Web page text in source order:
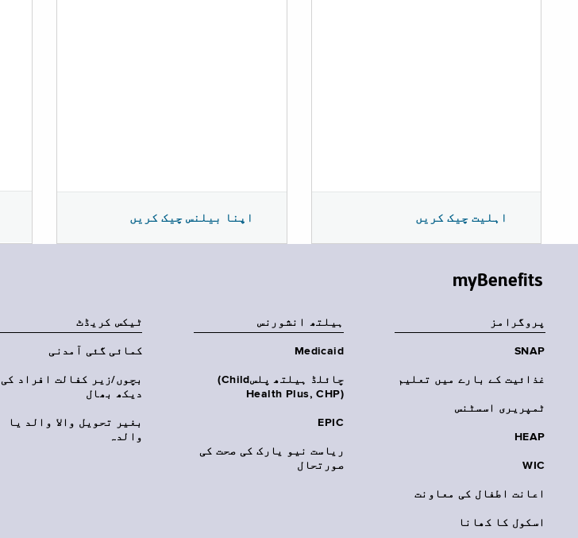
اپنا بیلنس چیک کریں اہلیت چیک کریں
myBenefits
پروگرامز
SNAP
غذائیت کے بارے میں تعلیم
ٹمپریری اسسٹنس
HEAP
WIC
اعانت اطفال کی معاونت
اسکول کا کھانا
‏ہیلتھ انشورنس
Medicaid
چائلڈ ہیلتھ پلس‎(Child
Health Plus, CHP)‎
EPIC
ریاست نیو یارک کی صحت کی
صورتحال
ٹیکس کریڈٹ
کمائی گئی آمدنی
بچوں/زیر کفالت افراد کی
دیکھ بھال
بغیر تحویل والا والد یا
والدہ